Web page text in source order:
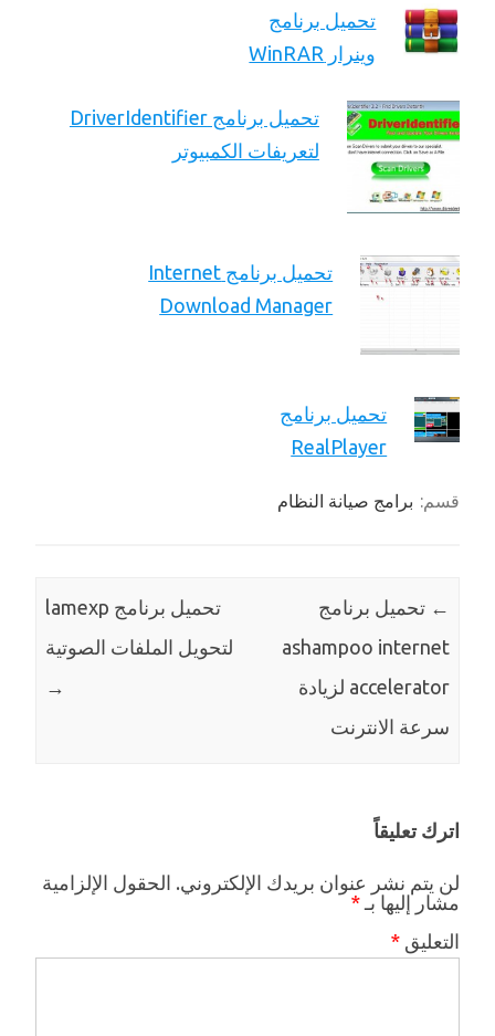
تحميل برنامج
وينرار WinRAR
تحميل برنامج DriverIdentifier
لتعريفات الكمبيوتر
تحميل برنامج Internet
Download Manager
تحميل برنامج
RealPlayer
قسم: برامج صيانة النظام
← تحميل برنامج
ashampoo internet
accelerator لزيادة
سرعة الانترنت
تحميل برنامج lamexp
لتحويل الملفات الصوتية
→
اترك تعليقاً
لن يتم نشر عنوان بريدك الإلكتروني. الحقول الإلزامية
مشار إليها بـ *
التعليق *